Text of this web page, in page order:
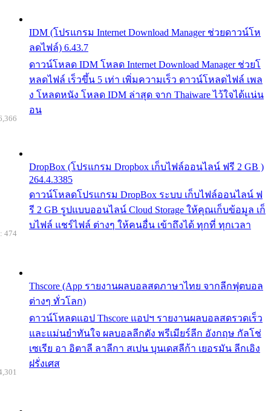
IDM (โปรแกรม Internet Download Manager ช่วยดาวน์โห
ลดไฟล์) 6.43.7
ดาวน์โหลด IDM โหลด Internet Download Manager ช่วยโ
หลดไฟล์ เร็วขึ้น 5 เท่า เพิ่มความเร็ว ดาวน์โหลดไฟล์ เพล
ง โหลดหนัง โหลด IDM ล่าสุด จาก Thaiware ไว้ใจได้แน่น
อน
DropBox (โปรแกรม Dropbox เก็บไฟล์ออนไลน์ ฟรี 2 GB )
264.4.3385
ดาวน์โหลดโปรแกรม DropBox ระบบ เก็บไฟล์ออนไลน์ ฟ
รี 2 GB รูปแบบออนไลน์ Cloud Storage ให้คุณเก็บข้อมูล เก็
บไฟล์ แชร์ไฟล์ ต่างๆ ให้คนอื่น เข้าถึงได้ ทุกที่ ทุกเวลา
Thscore (App รายงานผลบอลสดภาษาไทย จากลีกฟุตบอล
ต่างๆ ทั่วโลก)
ดาวน์โหลดแอป Thscore แอปฯ รายงานผลบอลสดรวดเร็ว
และแม่นยำทันใจ ผลบอลลีกดัง พรีเมียร์ลีก อังกฤษ กัลโช่
เซเรีย อา อิตาลี ลาลีกา สเปน บุนเดสลีก้า เยอรมัน ลีกเอิง
ฝรั่งเศส
474